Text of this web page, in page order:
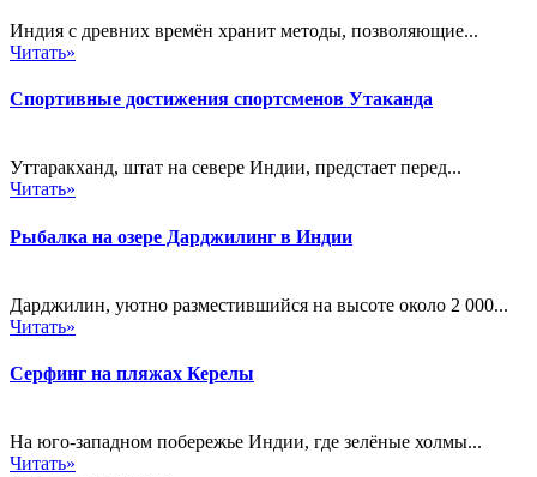
Индия с древних времён хранит методы, позволяющие...
Читать»
Спортивные достижения спортсменов Утаканда
Уттаракханд, штат на севере Индии, предстает перед...
Читать»
Рыбалка на озере Дарджилинг в Индии
Дарджилин, уютно разместившийся на высоте около 2 000...
Читать»
Серфинг на пляжах Керелы
На юго-западном побережье Индии, где зелёные холмы...
Читать»